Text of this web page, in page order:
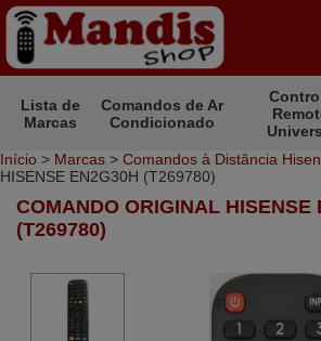
Lista de
Marcas
Comandos de Ar
Condicionado
Início > Marcas > Comandos à Distância
HISENSE EN2G30H (T269780)
COMANDO ORIGINAL HISENSE
(T269780)